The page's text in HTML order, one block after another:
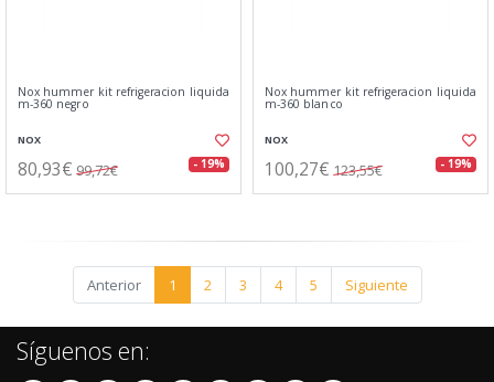
Nox hummer kit refrigeracion liquida
m-360 negro
NOX
80,93€ 99,72€ - 19%
Nox hummer kit refrigeracion liquida
m-360 blanco
NOX
100,27€ 123,55€ - 19%
Anterior 1 2 3 4 5 Siguiente
Síguenos en: